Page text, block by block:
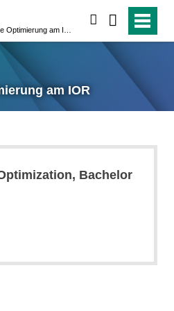
am IOR
Bachelor